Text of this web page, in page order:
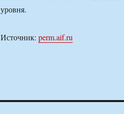
уровня.
Источник: perm.aif.ru